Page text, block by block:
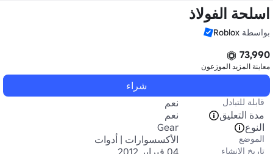
اسلحة الفولاذ
بواسطة Roblox
73,990
معاينة المزيد الموزعون
شراء
قابلة للتبادل
نعم
مدة التعليق
نعم
النوع
Gear
الموضع الأكسسوارات | أدوات
تاريخ الإنشاء 04 فبراير 2012